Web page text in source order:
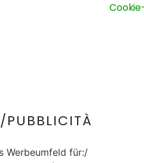
PUBBLICITÀ
Werbeumfeld für:/